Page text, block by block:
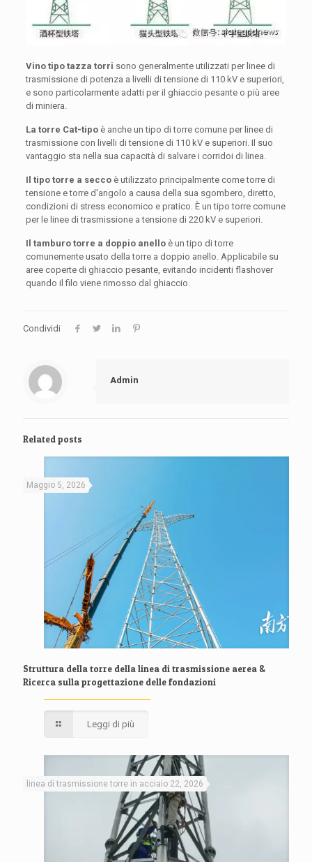
Vino tipo tazza torri sono generalmente utilizzati per linee di
trasmissione di potenza a livelli di tensione di 110 kV e superiori,
e sono particolarmente adatti per il ghiaccio pesante o più aree
di miniera.
La torre Cat-tipoè anche un tipo di torre comune per linee di
trasmissione con livelli di tensione di 110 kV e superiori. Il suo
vantaggio sta nella sua capacità di salvare i corridoi di linea.
Il tipo torre a seccoè utilizzato principalmente come torre di
tensione e torre d'angolo a causa della sua sgombero, diretto,
condizioni di stress economico e pratico. È un tipo torre comune
per le linee di trasmissione a tensione di 220 kV e superiori.
Il tamburo torre a doppio anelloè un tipo di torre
comunemente usato della torre a doppio anello. Applicabile su
aree coperte di ghiaccio pesante, evitando incidenti flashover
quando il filo viene rimosso dal ghiaccio.
Condividi
Admin
Related posts
Maggio 5, 2026
Struttura della torre della linea di trasmissione aerea &
Ricerca sulla progettazione delle fondazioni
Leggi di più
linea di trasmissione torre in acciaio 22, 2026